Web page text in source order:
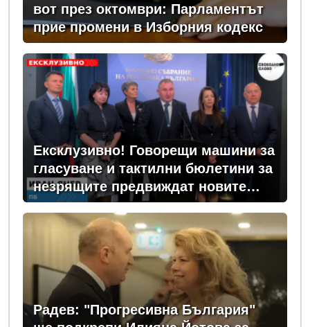
вот през октомври: Парламентът
прие промени в Изборния кодекс
Ексклузивно! Говорещи машини за
гласуване и тактилни бюлетини за
незрящите предвиждат новите
изборни правила! (ВИДЕО)
Радев: "Прогресивна България"